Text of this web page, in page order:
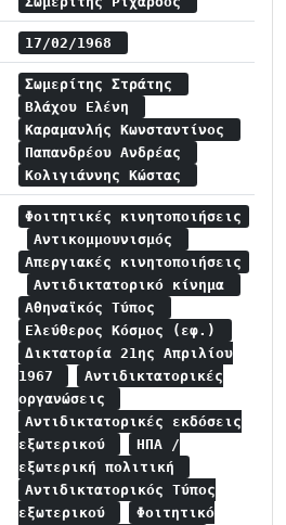
17/02/1968
Σωμερίτης Στράτης
Βλάχου Ελένη
Καραμανλής Κωνσταντίνος
Παπανδρέου Ανδρέας
Κολιγιάννης Κώστας
Φοιτητικές κινητοποιήσεις
Αντικομμουνισμός
Απεργιακές κινητοποιήσεις
Αντιδικτατορικό κίνημα
Αθηναϊκός Τύπος
Ελεύθερος Κόσμος (εφ.)
Δικτατορία 21ης Απριλίου
1967
Αντιδικτατορικές
οργανώσεις
Αντιδικτατορικές εκδόσεις
εξωτερικού
ΗΠΑ /
εξωτερική πολιτική
Αντιδικτατορικός Τύπος
εξωτερικού
Φοιτητικό